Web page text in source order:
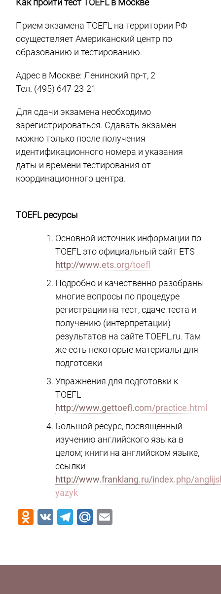
Как пройти тест TOEFL в Москве
Прием экзамена TOEFL на территории РФ
осуществляет Американский центр по
образованию и тестированию.
Адрес в Москве: Ленинский пр-т, 2
Тел. (495) 647-23-21
Для сдачи экзамена необходимо
зарегистрироваться. Сдавать экзамен
можно только после получения
идентификационного номера и указания
даты и времени тестирования от
координационного центра.
TOEFL ресурсы
Основной источник информации по
TOEFL это официальный сайт ETS
http://www.ets.org/toefl
Подробно и качественно разобраны
многие вопросы по процедуре
регистрации на тест, сдаче теста и
получению (интерпретации)
результатов на сайте TOEFL.ru. Там
же есть некоторые материалы для
подготовки
Упражнения для подготовки к
TOEFL
http://www.gettoefl.com/practice.html
Большой ресурс, посвященный
изучению английского языка в
целом; книги на английском языке,
ссылки
http://www.franklang.ru/index.php/
yazyk
Odnoklassniki
VK Telegram
Mail.Ru